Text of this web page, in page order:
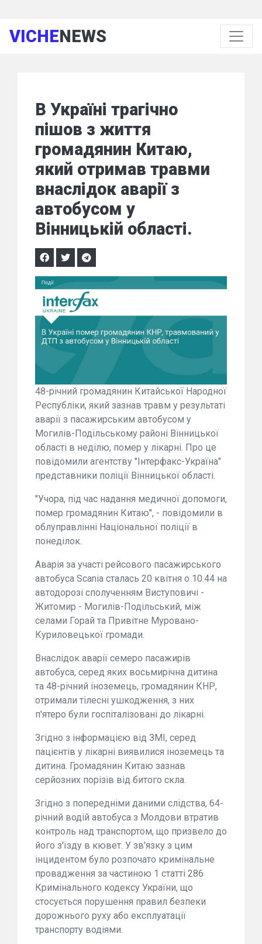
VICHENEWS
В Україні трагічно
пішов з життя
громадянин Китаю,
який отримав травми
внаслідок аварії з
автобусом у
Вінницькій області.
48-річний громадянин Китайської Народної
Республіки, який зазнав травм у результаті
аварії з пасажирським автобусом у
Могилів-Подільському районі Вінницької
області в неділю, помер у лікарні. Про це
повідомили агентству "Інтерфакс-Україна"
представники поліції Вінницької області.
"Учора, під час надання медичної допомоги,
помер громадянин Китаю", - повідомили в
облуправлінні Національної поліції в
понеділок.
Аварія за участі рейсового пасажирського
автобуса Scania сталась 20 квітня о 10.44 на
автодорозі сполученням Виступовичі -
Житомир - Могилів-Подільський, між
селами Горай та Привітне Муровано-
Куриловецької громади.
Внаслідок аварії семеро пасажирів
автобуса, серед яких восьмирічна дитина
та 48-річний іноземець, громадянин КНР,
отримали тілесні ушкодження, з них
п'ятеро були госпіталізовані до лікарні.
Згідно з інформацією від ЗМІ, серед
пацієнтів у лікарні виявилися іноземець та
дитина. Громадянин Китаю зазнав
серйозних порізів від битого скла.
Згідно з попередніми даними слідства, 64-
річний водій автобуса з Молдови втратив
контроль над транспортом, що призвело до
його з'їзду в кювет. У зв'язку з цим
інцидентом було розпочато кримінальне
провадження за частиною 1 статті 286
Кримінального кодексу України, що
стосується порушення правил безпеки
дорожнього руху або експлуатації
транспорту водіями.